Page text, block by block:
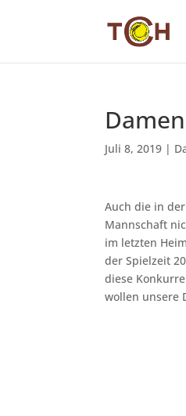
Juli 8, 2019 |
Auch die in
Mannschaft
im letzten
der Spielzeit
diese
wollen unsere